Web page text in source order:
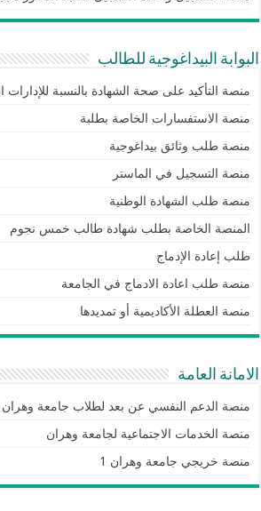
البوابة البيداغوجية للطالب
منصة التأكيد على صحة الشهادة بالنسبة للإدارات
منصة الاستفسارات الخاصة بطلبة
منصة طلب وثائق بيداغوجية
منصة التسجيل في الماستر
منصة طلب الشهادة الوطنية
المنصة الخاصة بطلب شهادة طالب خمس نجوم
طلب إعادة الإدماج
منصة طلب اعادة الادماج في الجامعة
منصة العطلة الأكاديمية أو تمديدها
الامانة العامة
منصة الدعم النفسي عن بعد لطلاب جامعة وهران 1
منصة الخدمات الاجتماعية لجامعة وهران
منصة خريجي جامعة وهران 1